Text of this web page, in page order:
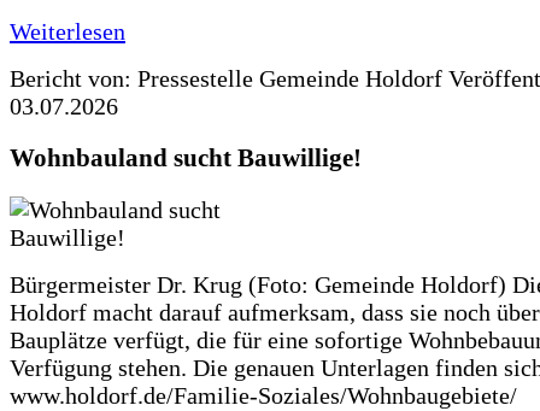
Weiterlesen
Bericht von: Pressestelle Gemeinde Holdorf
03.07.2026
Wohnbauland sucht Bauwillige!
Bürgermeister Dr. Krug (Foto: Gemeinde Holdorf)
Holdorf macht darauf aufmerksam, dass sie noch
Bauplätze verfügt, die für eine sofortige
Verfügung stehen. Die genauen Unterlagen finden
www.holdorf.de/Familie-Soziales/Wohnbaugebiete/